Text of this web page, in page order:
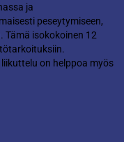
ja
peseytymiseen,
Tämä isokokoinen 12
on helppoa myös